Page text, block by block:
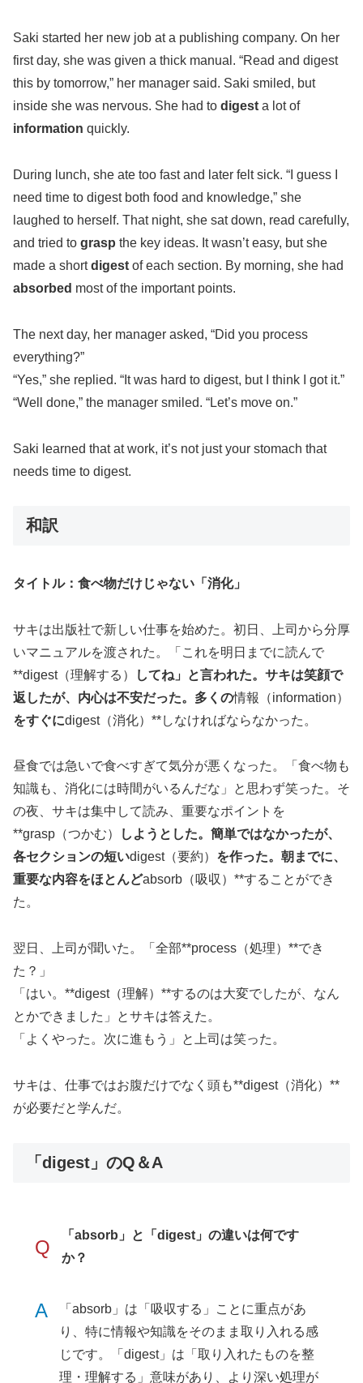
Saki started her new job at a publishing company. On her
first day, she was given a thick manual. “Read and digest
this by tomorrow,” her manager said. Saki smiled, but
inside she was nervous. She had to digest a lot of
information quickly.
During lunch, she ate too fast and later felt sick. “I guess I
need time to digest both food and knowledge,” she
laughed to herself. That night, she sat down, read carefully,
and tried to grasp the key ideas. It wasn’t easy, but she
made a shortdigest of each section. By morning, she had
absorbed most of the important points.
The next day, her manager asked, “Did you process
everything?”
“Yes,” she replied. “It was hard to digest, but I think I got it.”
“Well done,” the manager smiled. “Let’s move on.”
Saki learned that at work, it’s not just your stomach that
needs time to digest.
和訳
タイトル：食べ物だけじゃない「消化」
サキは出版社で新しい仕事を始めた。初日、上司から分厚
いマニュアルを渡された。「これを明日までに読んで
**digest（理解する）
してね」と言われた。サキは笑顔で
返したが、内心は不安だった。多くの情報（information）
をすぐにdigest（消化）**しなければならなかった。
昼食では急いで食べすぎて気分が悪くなった。「食べ物も
知識も、消化には時間がいるんだな」と思わず笑った。そ
の夜、サキは集中して読み、重要なポイントを
**grasp（つかむ）
しようとした。簡単ではなかったが、
各セクションの短いdigest（要約） を作った。朝までに、
重要な内容をほとんどabsorb（吸収）**することができ
た。
翌日、上司が聞いた。「全部**process（処理）**でき
た？」
「はい。**digest（理解）**するのは大変でしたが、なん
とかできました」とサキは答えた。
「よくやった。次に進もう」と上司は笑った。
サキは、仕事ではお腹だけでなく頭も**digest（消化）**
が必要だと学んだ。
「digest」のQ＆A
Q
「absorb」と「digest」の違いは何です
か？
A
「absorb」は「吸収する」ことに重点があ
り、特に情報や知識をそのまま取り入れる感
じです。「digest」は「取り入れたものを整
理・理解する」意味があり、より深い処理が